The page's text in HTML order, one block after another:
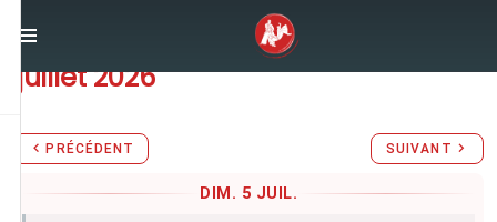
Stages d'Aïkido dudimanche 5
juillet 2026
PRÉCÉDENT SUIVANT
DIM. 5 JUIL.